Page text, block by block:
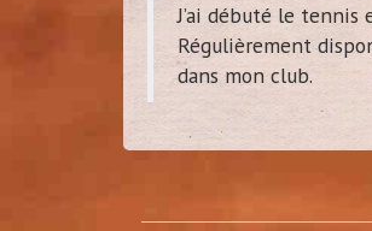
J’ai débuté le tennis
Régulièrement
dans mon club.